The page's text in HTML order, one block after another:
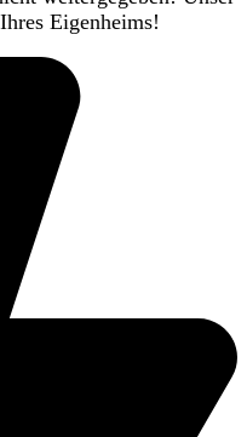
Eigenheims!